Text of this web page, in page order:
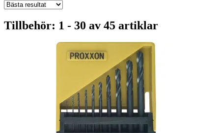
Tillbehör: 1 - 30 av 45 artiklar